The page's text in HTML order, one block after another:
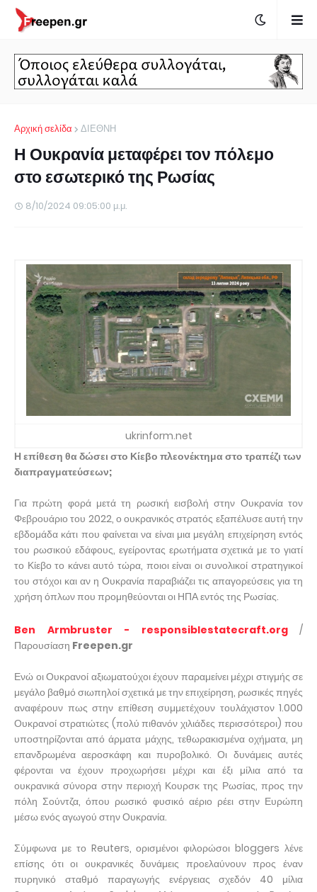
Αρχική σελίδα ΔΙΕΘΝΗ
Η Ουκρανία μεταφέρει τον πόλεμο
στο εσωτερικό της Ρωσίας
8/10/2024 09:05:00 μ.μ.
ukrinform.net
Η επίθεση θα δώσει στο Κίεβο πλεονέκτημα στο τραπέζι των
διαπραγματεύσεων;
Για πρώτη φορά μετά τη ρωσική εισβολή στην Ουκρανία τον
Φεβρουάριο του 2022, ο ουκρανικός στρατός εξαπέλυσε αυτή την
εβδομάδα κάτι που φαίνεται να είναι μια μεγάλη επιχείρηση εντός
του ρωσικού εδάφους, εγείροντας ερωτήματα σχετικά με το γιατί
το Κίεβο το κάνει αυτό τώρα, ποιοι είναι οι συνολικοί στρατηγικοί
του στόχοι και αν η Ουκρανία παραβιάζει τις απαγορεύσεις για τη
χρήση όπλων που προμηθεύονται οι ΗΠΑ εντός της Ρωσίας.
Ben Armbruster - responsiblestatecraft.org/
Παρουσίαση Freepen.gr
Ενώ οι Ουκρανοί αξιωματούχοι έχουν παραμείνει μέχρι στιγμής σε
μεγάλο βαθμό σιωπηλοί σχετικά με την επιχείρηση, ρωσικές πηγές
αναφέρουν πως στην επίθεση συμμετέχουν τουλάχιστον 1.000
Ουκρανοί στρατιώτες (πολύ πιθανόν χιλιάδες περισσότεροι) που
υποστηρίζονται από άρματα μάχης, τεθωρακισμένα οχήματα, μη
επανδρωμένα αεροσκάφη και πυροβολικό. Οι δυνάμεις αυτές
φέρονται να έχουν προχωρήσει μέχρι και έξι μίλια από τα
ουκρανικά σύνορα στην περιοχή Κουρσκ της Ρωσίας, προς την
πόλη Σούντζα, όπου ρωσικό φυσικό αέριο ρέει στην Ευρώπη
μέσω ενός αγωγού στην Ουκρανία.
Σύμφωνα με το Reuters, ορισμένοι φιλορώσοι bloggers λένε
επίσης ότι οι ουκρανικές δυνάμεις προελαύνουν προς έναν
πυρηνικό σταθμό παραγωγής ενέργειας σχεδόν 40 μίλια